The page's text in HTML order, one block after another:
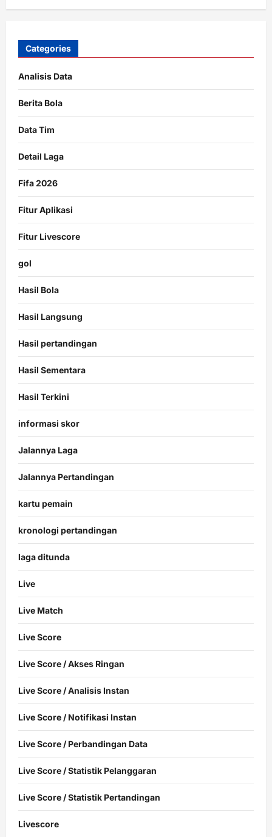
Categories
Analisis Data
Berita Bola
Data Tim
Detail Laga
Fifa 2026
Fitur Aplikasi
Fitur Livescore
gol
Hasil Bola
Hasil Langsung
Hasil pertandingan
Hasil Sementara
Hasil Terkini
informasi skor
Jalannya Laga
Jalannya Pertandingan
kartu pemain
kronologi pertandingan
laga ditunda
Live
Live Match
Live Score
Live Score / Akses Ringan
Live Score / Analisis Instan
Live Score / Notifikasi Instan
Live Score / Perbandingan Data
Live Score / Statistik Pelanggaran
Live Score / Statistik Pertandingan
Livescore